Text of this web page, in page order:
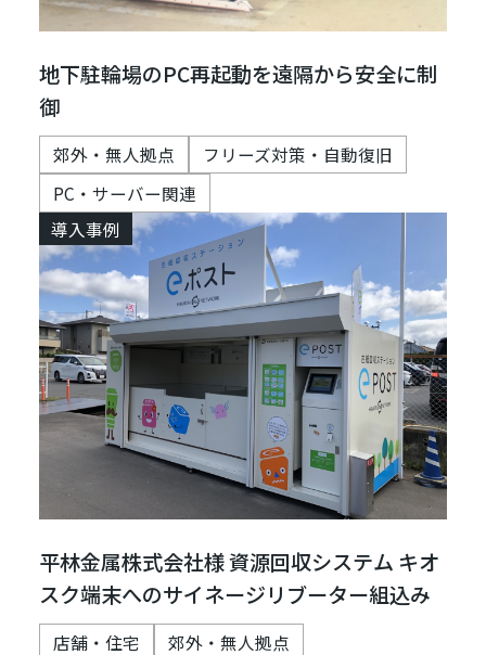
地下駐輪場のPC再起動を遠隔から安全に制
御
郊外・無人拠点
フリーズ対策・自動復旧
PC・サーバー関連
導入事例
平林金属株式会社様 資源回収システム キオ
スク端末へのサイネージリブーター組込み
店舗・住宅
郊外・無人拠点